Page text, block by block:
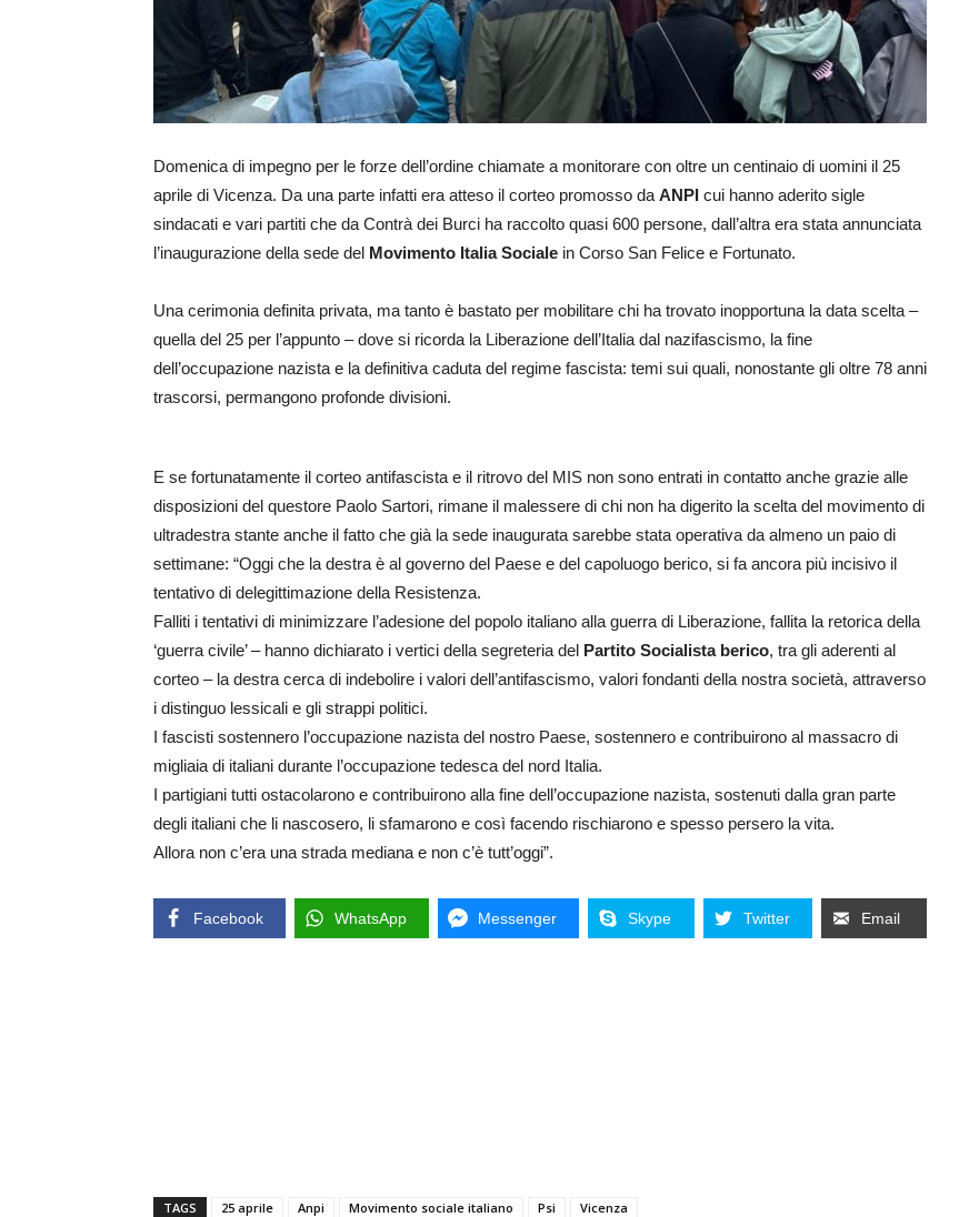
Domenica di impegno per le forze dell’ordine chiamate a monitorare con oltre un centinaio di uomini il 25
aprile di Vicenza. Da una parte infatti era atteso il corteo promosso da ANPI cui hanno aderito sigle
sindacati e vari partiti che da Contrà dei Burci ha raccolto quasi 600 persone, dall’altra era stata annunciata
l’inaugurazione della sede del Movimento Italia Sociale in Corso San Felice e Fortunato.
Una cerimonia definita privata, ma tanto è bastato per mobilitare chi ha trovato inopportuna la data scelta –
quella del 25 per l’appunto – dove si ricorda la Liberazione dell’Italia dal nazifascismo, la fine
dell’occupazione nazista e la definitiva caduta del regime fascista: temi sui quali, nonostante gli oltre 78 anni
trascorsi, permangono profonde divisioni.
E se fortunatamente il corteo antifascista e il ritrovo del MIS non sono entrati in contatto anche grazie alle
disposizioni del questore Paolo Sartori, rimane il malessere di chi non ha digerito la scelta del movimento di
ultradestra stante anche il fatto che già la sede inaugurata sarebbe stata operativa da almeno un paio di
settimane: “Oggi che la destra è al governo del Paese e del capoluogo berico, si fa ancora più incisivo il
tentativo di delegittimazione della Resistenza.
Falliti i tentativi di minimizzare l’adesione del popolo italiano alla guerra di Liberazione, fallita la retorica della
‘guerra civile’ – hanno dichiarato i vertici della segreteria del Partito Socialista berico, tra gli aderenti al
corteo – la destra cerca di indebolire i valori dell’antifascismo, valori fondanti della nostra società, attraverso
i distinguo lessicali e gli strappi politici.
I fascisti sostennero l’occupazione nazista del nostro Paese, sostennero e contribuirono al massacro di
migliaia di italiani durante l’occupazione tedesca del nord Italia.
I partigiani tutti ostacolarono e contribuirono alla fine dell’occupazione nazista, sostenuti dalla gran parte
degli italiani che li nascosero, li sfamarono e così facendo rischiarono e spesso persero la vita.
Allora non c’era una strada mediana e non c’è tutt’oggi”.
Facebook WhatsApp Messenger Skype Twitter Email
TAGS 25 aprile Anpi Movimento sociale italiano Psi Vicenza